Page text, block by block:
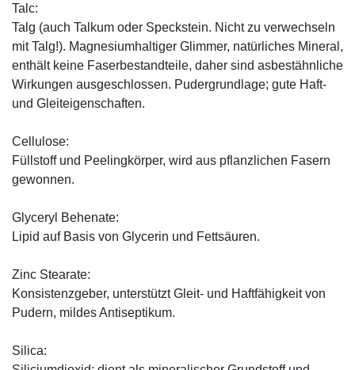
Talc:
Talg (auch Talkum oder Speckstein. Nicht zu verwechseln
mit Talg!). Magnesiumhaltiger Glimmer, natürliches Mineral,
enthält keine Faserbestandteile, daher sind asbestähnliche
Wirkungen ausgeschlossen. Pudergrundlage; gute Haft-
und Gleiteigenschaften.
Cellulose:
Füllstoff und Peelingkörper, wird aus pflanzlichen Fasern
gewonnen.
Glyceryl Behenate:
Lipid auf Basis von Glycerin und Fettsäuren.
Zinc Stearate:
Konsistenzgeber, unterstützt Gleit- und Haftfähigkeit von
Pudern, mildes Antiseptikum.
Silica: